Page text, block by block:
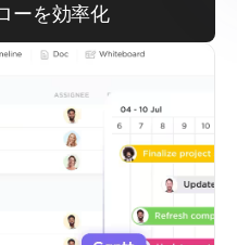
ーを効率化